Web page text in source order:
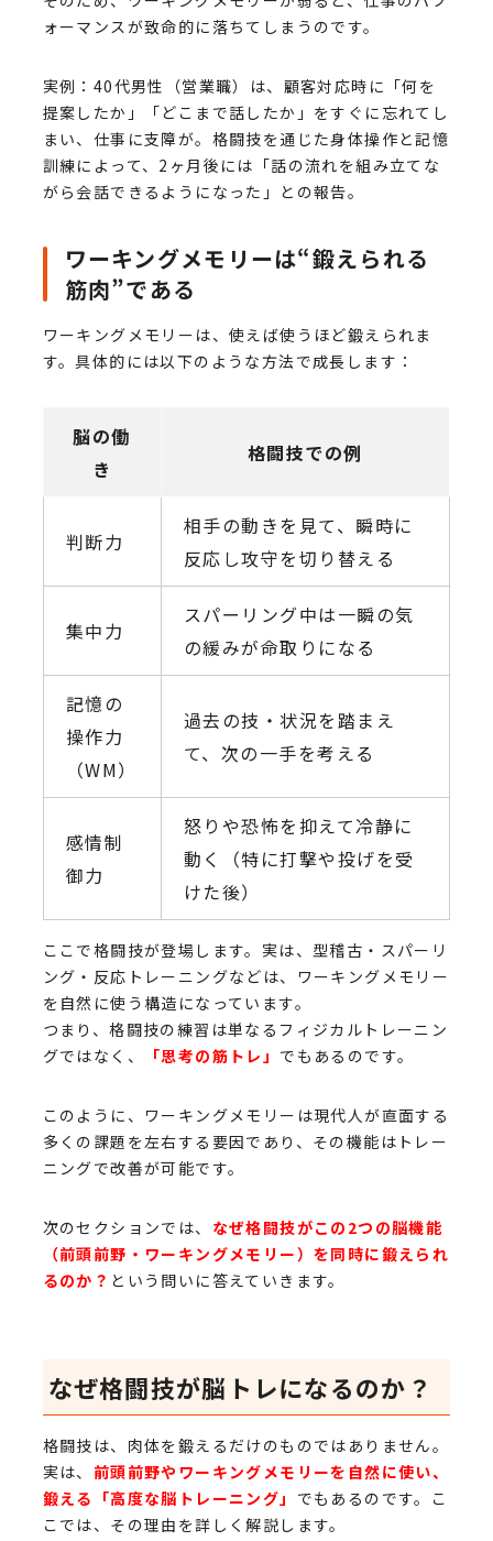
ォーマンスが致命的に落ちてしまうのです。
実例：40代男性（営業職）は、顧客対応時に「何を
提案したか」「どこまで話したか」をすぐに忘れてし
まい、仕事に支障が。格闘技を通じた身体操作と記憶
訓練によって、2ヶ月後には「話の流れを組み立てな
がら会話できるようになった」との報告。
ワーキングメモリーは“鍛えられる
筋肉”である
ワーキングメモリーは、使えば使うほど鍛えられま
す。具体的には以下のような方法で成長します：
脳の働
き
格闘技での例
判断力
相手の動きを見て、瞬時に
反応し攻守を切り替える
集中力
スパーリング中は一瞬の気
の緩みが命取りになる
記憶の
操作力
（WM）
過去の技・状況を踏まえ
て、次の一手を考える
感情制
御力
怒りや恐怖を抑えて冷静に
動く（特に打撃や投げを受
けた後）
ここで格闘技が登場します。実は、型稽古・スパーリ
ング・反応トレーニングなどは、ワーキングメモリー
を自然に使う構造になっています。
つまり、格闘技の練習は単なるフィジカルトレーニン
グではなく、
「思考の筋トレ」 でもあるのです。
このように、ワーキングメモリーは現代人が直面する
多くの課題を左右する要因であり、その機能はトレー
ニングで改善が可能です。
次のセクションでは、 なぜ格闘技がこの2つの脳機能
（前頭前野・ワーキングメモリー）を同時に鍛えられ
るのか？ という問いに答えていきます。
なぜ格闘技が脳トレになるのか？
格闘技は、肉体を鍛えるだけのものではありません。
実は、 前頭前野やワーキングメモリーを自然に使い、
鍛える「高度な脳トレーニング」 でもあるのです。こ
こでは、その理由を詳しく解説します。